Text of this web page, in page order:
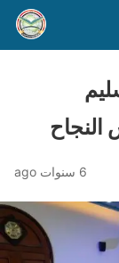
النجاح
6 سنوات ago